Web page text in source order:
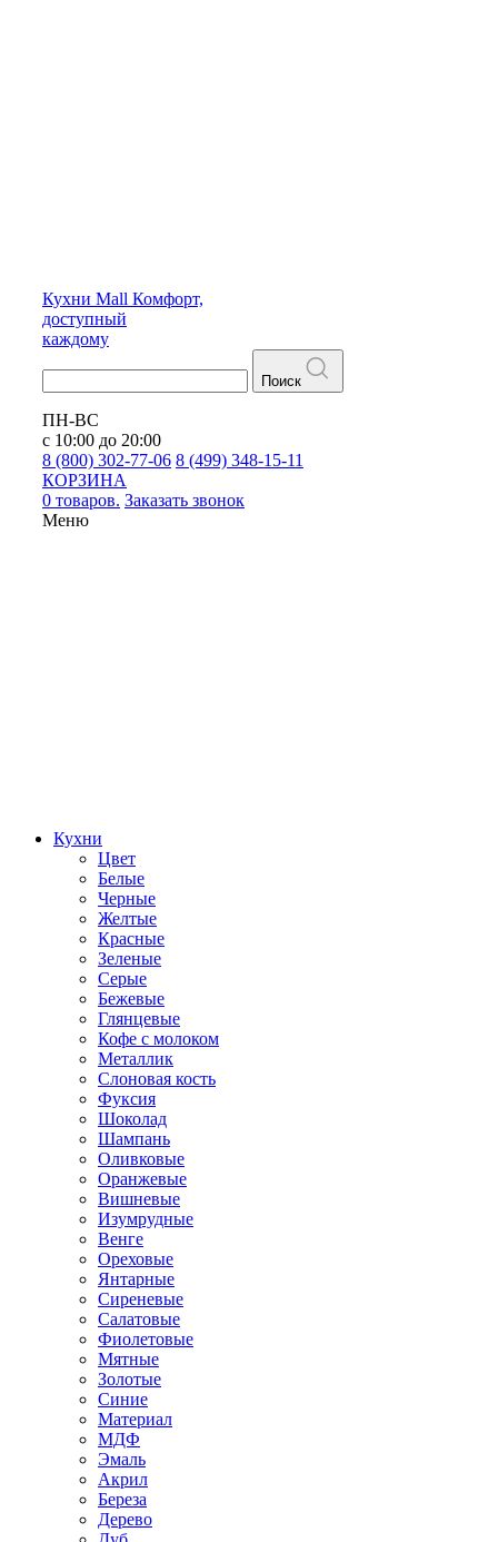
Кухни Mall Комфорт,
доступный
каждому
Поиск
ПН-ВС
с 10:00 до 20:00
8 (800) 302-77-06 8 (499) 348-15-11
КОРЗИНА
0 товаров. Заказать звонок
Меню
Кухни
Цвет
Белые
Черные
Желтые
Красные
Зеленые
Серые
Бежевые
Глянцевые
Кофе с молоком
Металлик
Слоновая кость
Фуксия
Шоколад
Шампань
Оливковые
Оранжевые
Вишневые
Изумрудные
Венге
Ореховые
Янтарные
Сиреневые
Салатовые
Фиолетовые
Мятные
Золотые
Синие
Материал
МДФ
Эмаль
Акрил
Береза
Дерево